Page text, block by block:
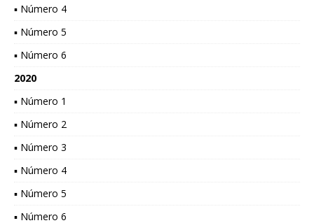
▪ Número 4
▪ Número 5
▪ Número 6
2020
▪ Número 1
▪ Número 2
▪ Número 3
▪ Número 4
▪ Número 5
▪ Número 6